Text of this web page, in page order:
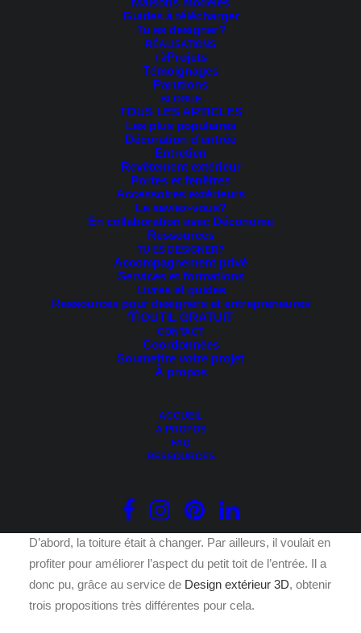
Guides à télécharger
Tu es designer?
RÉALISATIONS
Projets
Témoignages
Parutions
BLOGUE
TOUS LES ARTICLES
Les plus populaires
Décoration d’entrée
Entretien
Revêtement extérieur
Portes et fenêtres
Accessoires extérieurs
Le saviez-vous?
En collaboration avec Déconome
Ressources
TU ES DESIGNER?
Accompagnement privé
Services et formations
Livres et guides
Ressources pour designers et entrepreneures
OUTIL GRATUIT
CONTACT
Coordonnées
Soumettre votre projet
À propos
ACCUEIL
À PROPOS
FAQ
RESSOURCES
rive-sudde Montréal, recherchait
designer extérieur pour l’aider à moderniser sa
façade! Il avait plusieurs éléments à modifier sur sa
De plus, il souhaitait rajeunir sa propriété en lui donnant
un style plus actuel qui se démarquerait des autres
maisons du quartier!
D’abord, la toiture était à changer. Par ailleurs, il voulait en
profiter pour améliorer l’aspect du petit toit de l’entrée. Il a
donc pu, grâce au service de Design extérieur 3D, obtenir
trois propositions très différentes pour cela.